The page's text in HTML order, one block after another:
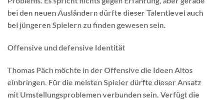
bei den neuen Ausländern dürfte dieser Talentlevel auch
bei jüngeren Spielern zu finden gewesen sein.
Offensive und defensive Identität
Thomas Päch möchte in der Offensive die Ideen Aitos
einbringen. Für die meisten Spieler dürfte dieser Ansatz
mit Umstellungsproblemen verbunden sein. Verfügt die